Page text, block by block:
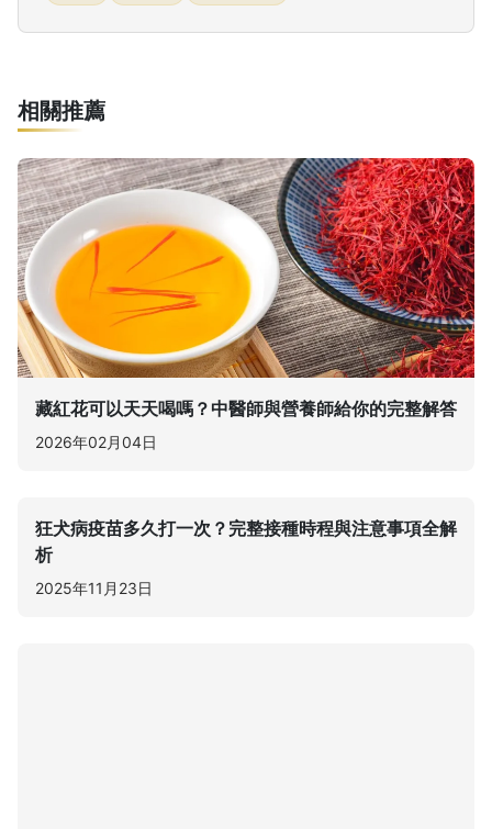
相關推薦
藏紅花可以天天喝嗎？中醫師與營養師給你的完整解答
2026年02月04日
狂犬病疫苗多久打一次？完整接種時程與注意事項全解
析
2025年11月23日